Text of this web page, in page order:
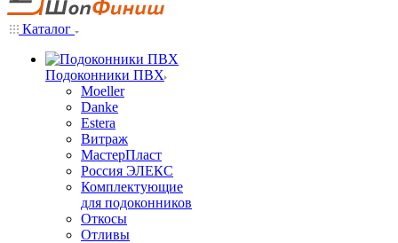
Каталог
Подоконники ПВХ
Moeller
Danke
Estera
Витраж
МастерПласт
Россия ЭЛЕКС
Комплектующие
для подоконников
Откосы
Отливы